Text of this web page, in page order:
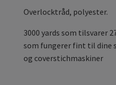
Overlocktråd, polyester.
3000 yards som tilsvarer
som fungerer fint til dine
og coverstichmaskiner